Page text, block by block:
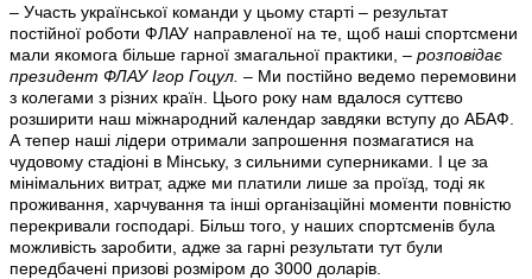
– Участь української команди у цьому старті – результат
постійної роботи ФЛАУ направленої на те, щоб наші спортсмени
мали якомога більше гарної змагальної практики, – розповідає
президент ФЛАУ Ігор Гоцул. – Ми постійно ведемо перемовини
з колегами з різних країн. Цього року нам вдалося суттєво
розширити наш міжнародний календар завдяки вступу до АБАФ.
А тепер наші лідери отримали запрошення позмагатися на
чудовому стадіоні в Мінську, з сильними суперниками. І це за
мінімальних витрат, адже ми платили лише за проїзд, тоді як
проживання, харчування та інші організаційні моменти повністю
перекривали господарі. Більш того, у наших спортсменів була
можливість заробити, адже за гарні результати тут були
передбачені призові розміром до 3000 доларів.